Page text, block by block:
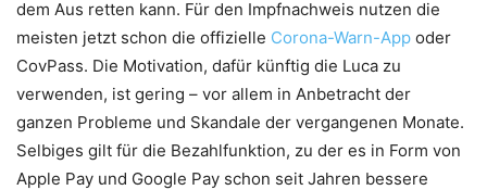
dem Aus retten kann. Für den Impfnachweis nutzen die
meisten jetzt schon die offizielle Corona-Warn-App oder
CovPass. Die Motivation, dafür künftig die Luca zu
verwenden, ist gering – vor allem in Anbetracht der
ganzen Probleme und Skandale der vergangenen Monate.
Selbiges gilt für die Bezahlfunktion, zu der es in Form von
Apple Pay und Google Pay schon seit Jahren bessere